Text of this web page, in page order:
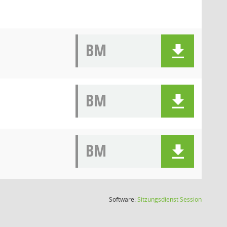
BM
BM
BM
Software:SitzungsdienstSession(Wird in